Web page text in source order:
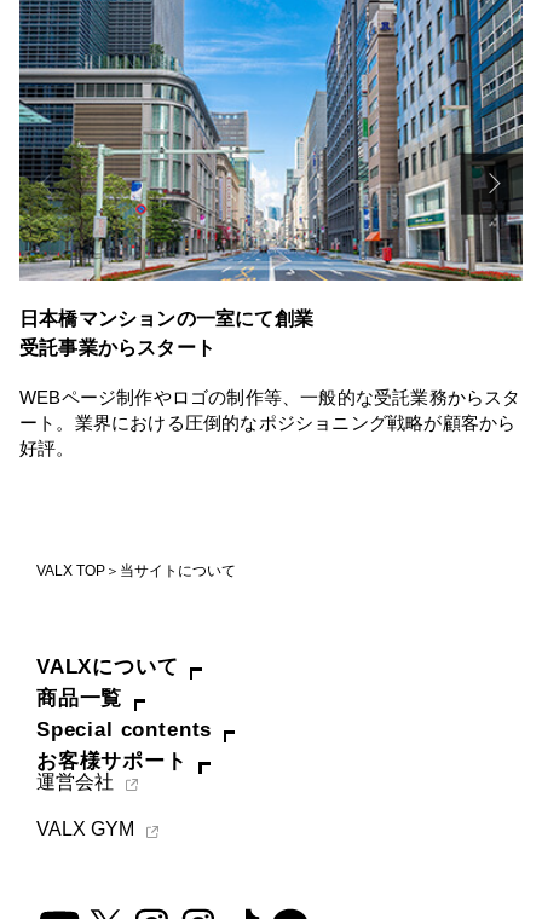
FOLLOW US
ENGLISH
日本橋マンションの一室にて創業
受託事業からスタート
WEBページ制作やロゴの制作等、一般的な受託業務からスタ
ート。業界における圧倒的なポジショニング戦略が顧客から
好評。
VALX TOP 当サイトについて
VALXについて
商品一覧
Special contents
お客様サポート
運営会社
VALX GYM